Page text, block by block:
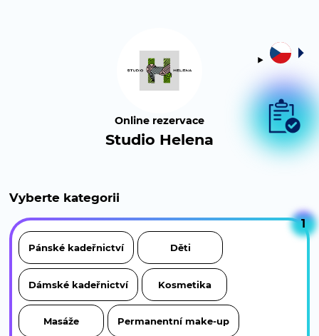
Online rezervace
Studio Helena
Vyberte kategorii
1
Pánské kadeřnictví Děti
Dámské kadeřnictví Kosmetika
Masáže Permanentní make-up